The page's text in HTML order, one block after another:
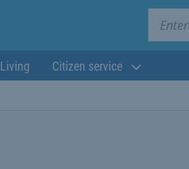
Living Citizen service